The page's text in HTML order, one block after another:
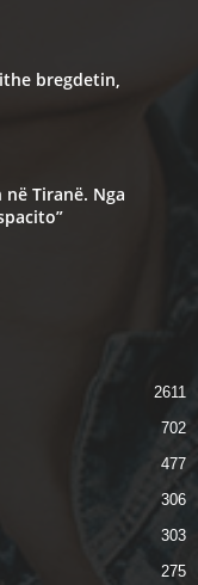
bregdetin,
Tiranë. Nga
2611
702
477
306
303
275